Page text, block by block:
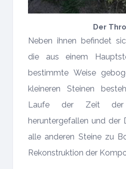
Der
Neben ihnen befindet
die aus einem
bestimmte Weise
kleineren Steinen
Laufe der Zeit der
heruntergefallen und der
alle anderen Steine zu
Rekonstruktion der